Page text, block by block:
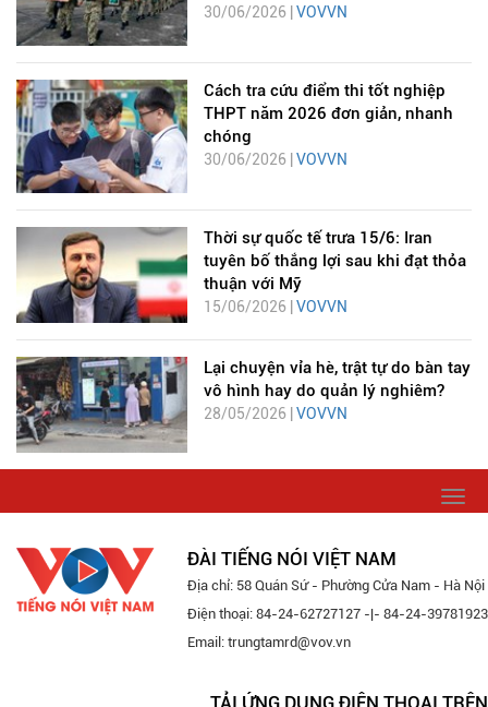
30/06/2026 |VOVVN
Cách tra cứu điểm thi tốt nghiệp
THPT năm 2026 đơn giản, nhanh
chóng
30/06/2026 | VOVVN
Thời sự quốc tế trưa 15/6: Iran
tuyên bố thắng lợi sau khi đạt thỏa
thuận với Mỹ
15/06/2026 | VOVVN
Lại chuyện vỉa hè, trật tự do bàn tay
vô hình hay do quản lý nghiêm?
28/05/2026 | VOVVN
ĐÀI TIẾNG NÓI VIỆT NAM
Địa chỉ: 58 Quán Sứ - Phường Cửa Nam - Hà Nội
Điện thoại: 84-24-62727127 -|- 84-24-39781923
Email: trungtamrd@vov.vn
TẢI ỨNG DỤNG ĐIỆN THOẠI TRÊN